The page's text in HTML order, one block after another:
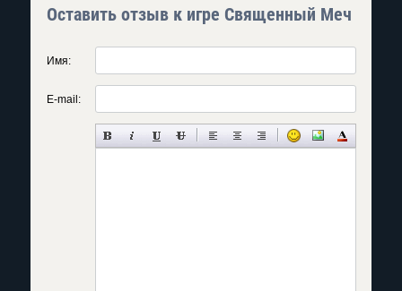
Оставить отзыв к игре Священный Меч
Имя:
E-mail: